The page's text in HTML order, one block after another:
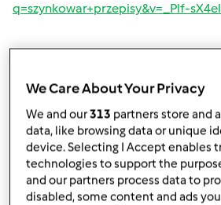
q=szynkowar+przepisy&v=_Plf-
Zalogujlub
Anonim
(niezweryfikowany)
We Care About Your Privacy
We and our313 partners store and
data, like browsing data or unique
device. Selecting I Accept enables
technologies to support the
and our partners process data to
disabled, some content and ads